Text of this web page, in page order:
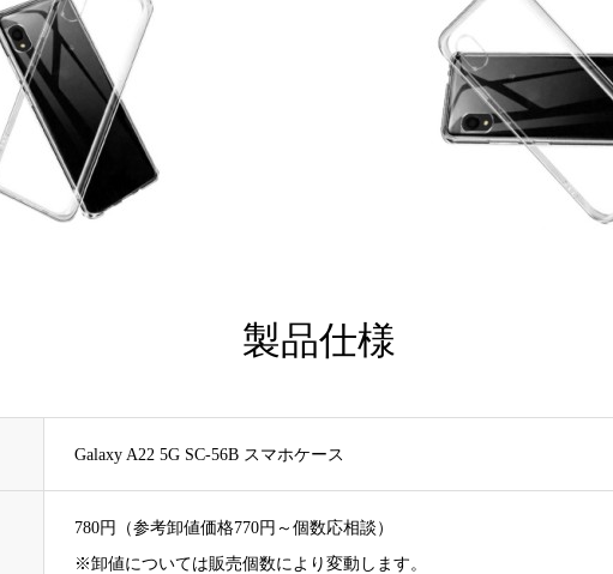
製品仕様
Galaxy A22 5G SC-56B スマホケース
780円（参考卸値価格770円～個数応相談）
※卸値については販売個数により変動します。